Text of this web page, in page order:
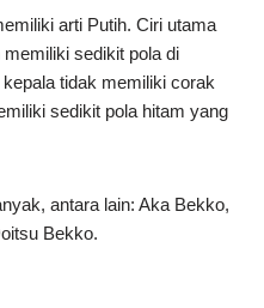
arti Putih. Ciri utama
sedikit pola di
tidak memiliki corak
sedikit pola hitam yang
antara lain: Aka Bekko,
Bekko.